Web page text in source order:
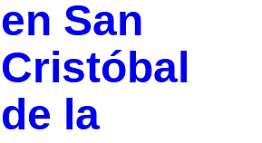
en San
Cristóbal
de la